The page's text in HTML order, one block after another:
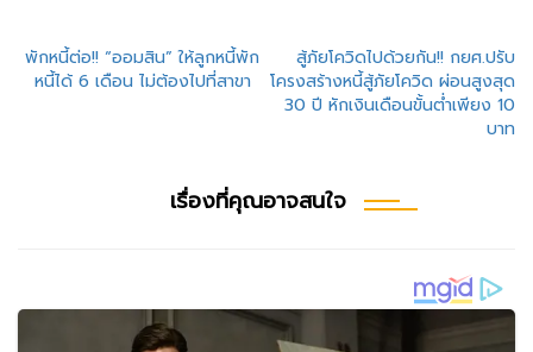
แนะแนว
เรื่อง
พักหนี้ต่อ!! “ออมสิน” ให้ลูกหนี้พัก
หนี้ได้ 6 เดือน ไม่ต้องไปที่สาขา
สู้ภัยโควิดไปด้วยกัน!! กยศ.ปรับ
โครงสร้างหนี้สู้ภัยโควิด ผ่อนสูงสุด
30 ปี หักเงินเดือนขั้นต่ำเพียง 10
บาท
เรื่องที่คุณอาจสนใจ